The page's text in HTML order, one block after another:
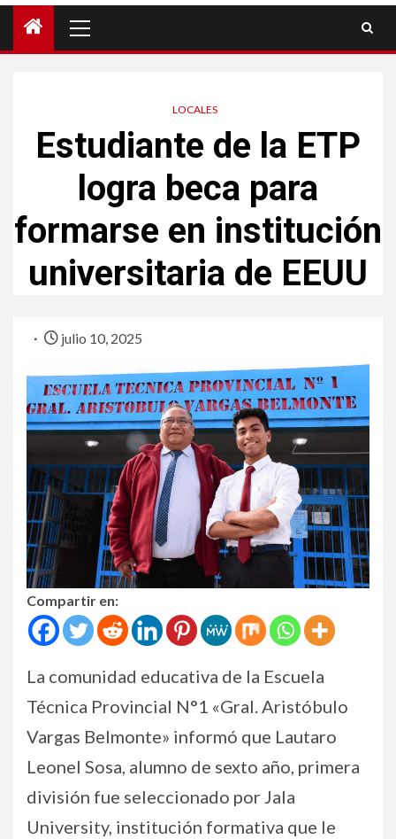
LOCALES
Estudiante de la ETP
logra beca para
formarse en institución
universitaria de EEUU
julio 10, 2025
Compartir en:
La comunidad educativa de la Escuela
Técnica Provincial N°1 «Gral. Aristóbulo
Vargas Belmonte» informó que Lautaro
Leonel Sosa, alumno de sexto año, primera
división fue seleccionado por Jala
University, institución formativa que le